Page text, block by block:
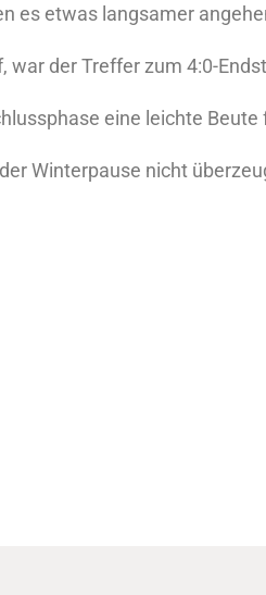
es etwas langsamer
der Treffer zum 4:0-
eine leichte
Winterpause nicht